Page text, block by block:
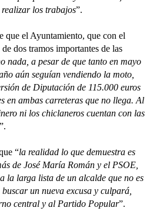
los trabajos”.
que el Ayuntamiento, que con el
dos tramos importantes de las
nada, a pesar de que tanto en mayo
aún seguían vendiendo la moto,
de Diputación de 115.000 euros
en ambas carreteras que no llega. Al
ni los chiclaneros cuentan con las
“la realidad lo que demuestra es
de José María Román y el PSOE,
la larga lista de un alcalde que no es
un nueva excusa y culpará,
central y al Partido Popular”.